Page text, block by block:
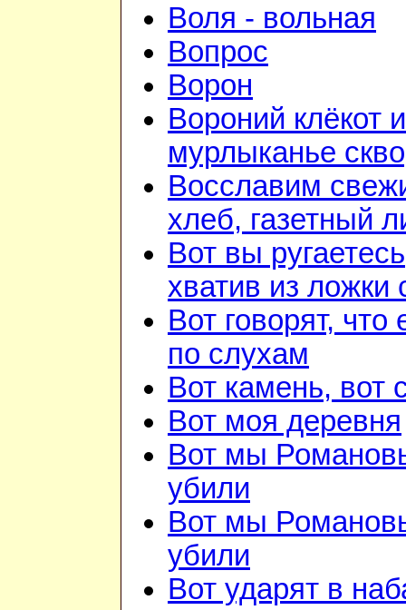
Воля - вольная
Вопрос
Ворон
Вороний клёкот и
мурлыканье
Восславим
хлеб, газетный
Вот вы
хватив из ложки
Вот говорят, что
по слухам
Вот камень, вот
Вот моя деревня
Вот мы
убили
Вот мы
убили
Вот ударят в